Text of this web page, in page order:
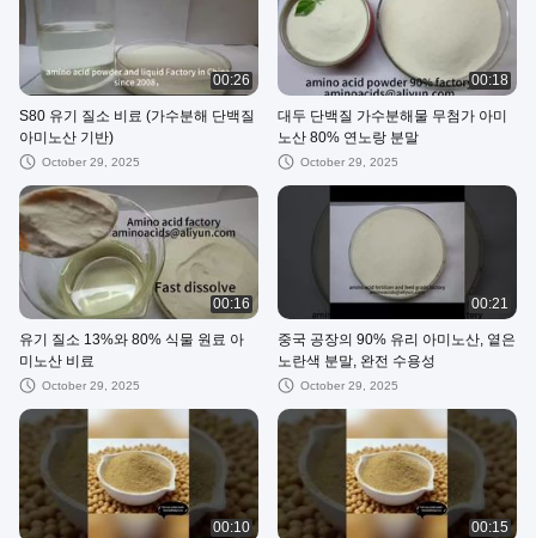
00:26
S80 유기 질소 비료 (가수분해 단백질
아미노산 기반)
October 29, 2025
00:18
대두 단백질 가수분해물 무첨가 아미
노산 80% 연노랑 분말
October 29, 2025
00:16
유기 질소 13%와 80% 식물 원료 아
미노산 비료
October 29, 2025
00:21
중국 공장의 90% 유리 아미노산, 옅은
노란색 분말, 완전 수용성
October 29, 2025
00:10 00:15